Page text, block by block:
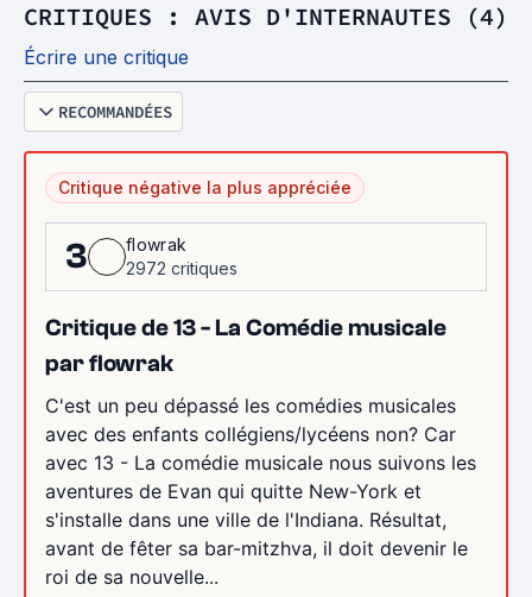
CRITIQUES : AVIS D'INTERNAUTES (4)
Écrire une critique
RECOMMANDÉES
Critique négative la plus appréciée
3
flowrak
2972 critiques
Critique de 13 - La Comédie musicale
par flowrak
C'est un peu dépassé les comédies musicales
avec des enfants collégiens/lycéens non? Car
avec 13 - La comédie musicale nous suivons les
aventures de Evan qui quitte New-York et
s'installe dans une ville de l'Indiana. Résultat,
avant de fêter sa bar-mitzhva, il doit devenir le
roi de sa nouvelle...